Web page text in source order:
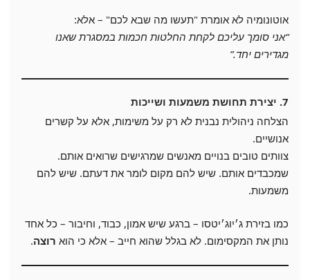
אוטונומיה לא אומרת "תעשו מה שבא לכם" – אלא:
“אני סומך עליכם לקחת החלטות חכמות במסגרת שאנו
מגדירים יחד.”
7. יצירת תחושת משמעות ושייכות
הצלחה ניהולית נבנית לא רק על משימות, אלא על קשרים
אנושיים.
צוותים טובים בנויים מאנשים שמרגישים שרואים אותם.
שמכבדים אותם. שיש להם מקום לומר את דעתם. שיש להם
משמעות.
כמו בזירת ג׳יוג׳יטסו – ברגע שיש אמון, כבוד, וחיבור – כל אחד
נותן את המקסימום. לא בגלל שהוא חייב – אלא כי הוא רוצה.